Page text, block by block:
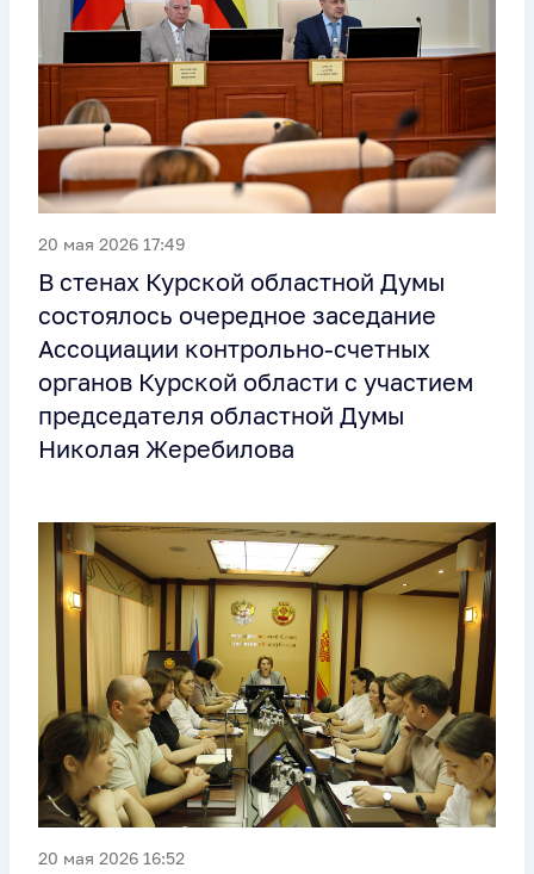
20 мая 2026 17:49
В стенах Курской областной Думы
состоялось очередное заседание
Ассоциации контрольно-счетных
органов Курской области с участием
председателя областной Думы
Николая Жеребилова
20 мая 2026 16:52